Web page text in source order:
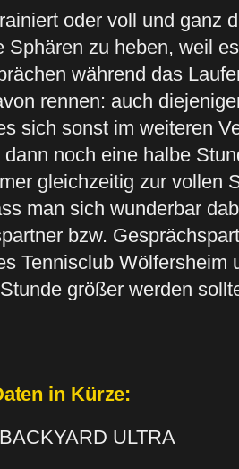
oder voll und ganz
Sphären zu heben, weil
während das
rennen: auch
sich sonst im weiteren
noch eine halbe
gleichzeitig zur vollen
man sich wunderbar
bzw.
Tennisclub
größer werden
in Kürze:
ULTRA